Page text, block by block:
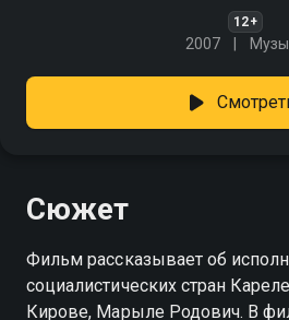
12+
2007
Сюжет
Фильм рассказывает об
социалистических стран
Кирове, Марыле Родович. В